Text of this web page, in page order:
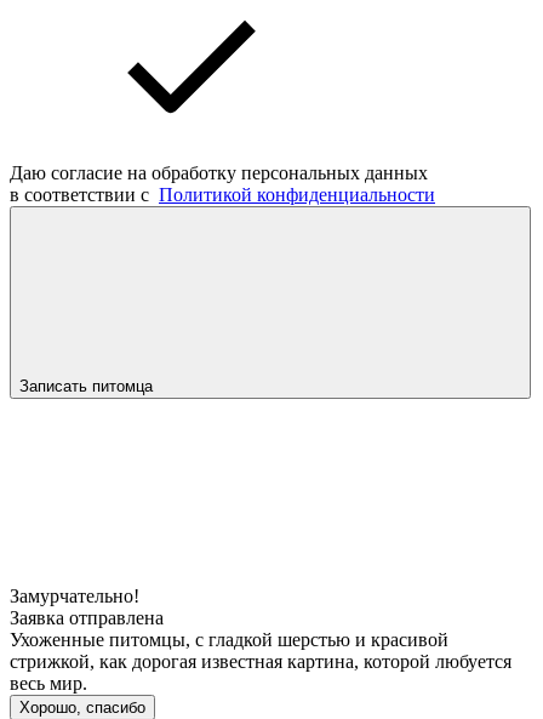
Даю согласие на обработку персональных данных
в соответствии с Политикой конфиденциальности
Записать питомца
Замурчательно!
Заявка отправлена
Ухоженные питомцы, с гладкой шерстью и красивой
стрижкой, как дорогая известная картина, которой любуется
весь мир.
Хорошо, спасибо